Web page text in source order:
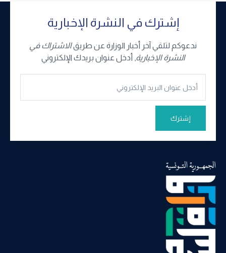
إشترك في النشرة الإخبارية
ندعوكم لتلقي آخر أخبار الوزارة عن طريقالاشتراك في
النشرة الإخبارية, أدخل عنوان بريدك الإلكتروني
إشترك